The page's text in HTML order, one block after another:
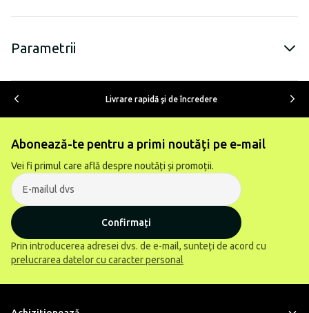
Parametrii
Livrare rapidă şi de încredere
Abonează-te pentru a primi noutăți pe e-mail
Vei fi primul care află despre noutăți și promoții.
Confirmați
Prin introducerea adresei dvs. de e-mail, sunteți de acord cu
prelucrarea datelor cu caracter personal